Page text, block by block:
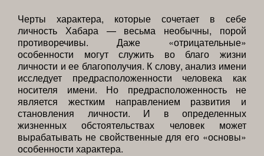
Черты характера, которые сочетает в себе
личность Хабара — весьма необычны, порой
противоречивы. Даже «отрицательные»
особенности могут служить во благо жизни
личности и ее благополучия. К слову, анализ имени
исследует предрасположенности человека как
носителя имени. Но предрасположенность не
является жестким направлением развития и
становления личности. И в определенных
жизненных обстоятельствах человек может
вырабатывать не свойственные для его «основы»
особенности характера.